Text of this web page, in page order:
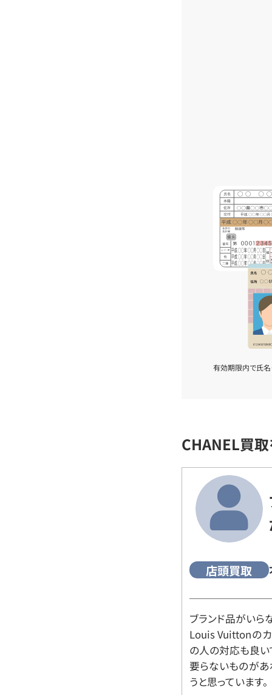
有効期限内で氏名
CHANEL買
店頭買取
ブランド品がいら
Louis Vuittonの
の人の対応も良い
要らないものがあ
うと思っています。